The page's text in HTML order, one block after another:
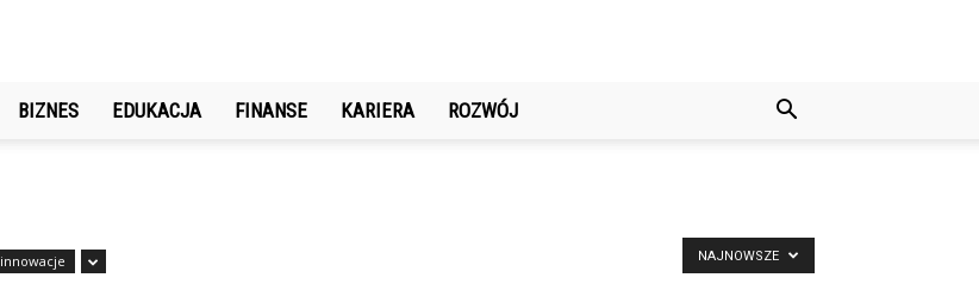
BIZNES EDUKACJA FINANSE KARIERA ROZWÓJ
NAJNOWSZE